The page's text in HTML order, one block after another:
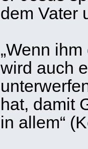
dem Vater
„Wenn
wird auch
hat, damit
in allem“